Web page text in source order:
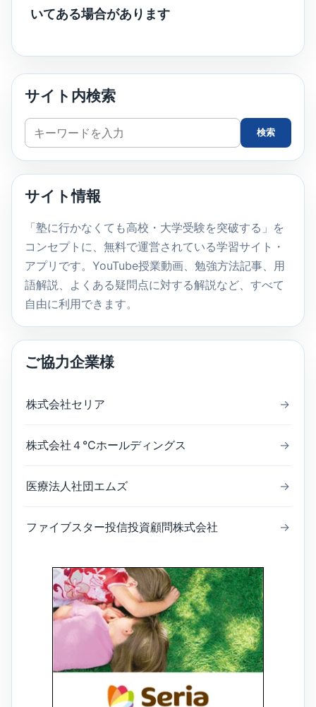
いてある場合があります
サイト内検索
サ
イ
ト
検
索
検索
サイト情報
「塾に行かなくても高校・大学受験を突破する」を
コンセプトに、無料で運営されている学習サイト・
アプリです。YouTube授業動画、勉強方法記事、用
語解説、よくある疑問点に対する解説など、すべて
自由に利用できます。
ご協力企業様
株式会社セリア →
株式会社４℃ホールディングス →
医療法人社団エムズ →
ファイブスター投信投資顧問株式会社 →